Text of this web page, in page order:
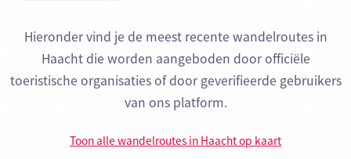
Hieronder vind je de meest recente wandelroutes in
Haacht die worden aangeboden door officiële
toeristische organisaties of door geverifieerde gebruikers
van ons platform.
Toon alle wandelroutes in Haacht op kaart